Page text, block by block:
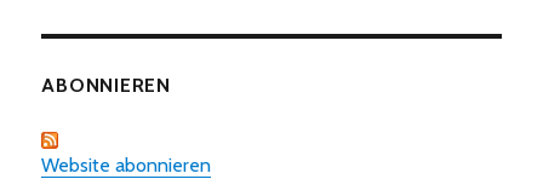
ABONNIEREN
Website abonnieren